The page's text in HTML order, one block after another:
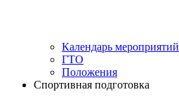
Календарь мероприятий
ГТО
Положения
Спортивная подготовка